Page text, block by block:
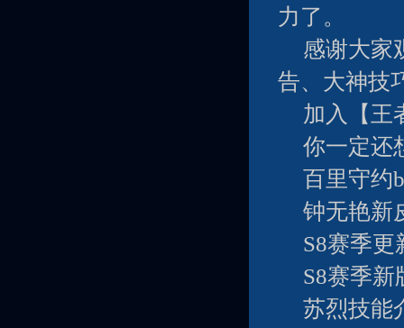
力了。
感谢大家
告、大神技
加入【王
你一定还
百里守约
钟无艳新
S8赛季更
S8赛季
苏烈技能